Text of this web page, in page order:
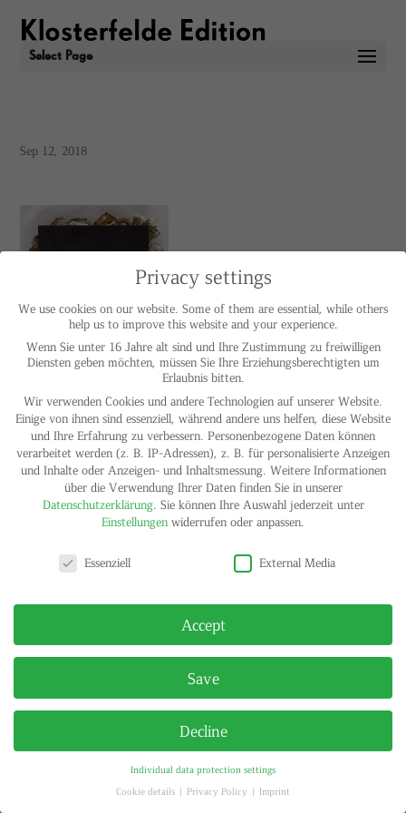
Select Page
Sep 12, 2018
IMPRINT
PRIVACY POLICY
Privacy settings
We use cookies on our website. Some of them are essential, while others
help us to improve this website and your experience.
Wenn Sie unter 16 Jahre alt sind und Ihre Zustimmung zu freiwilligen
Diensten geben möchten, müssen Sie Ihre Erziehungsberechtigten um
Erlaubnis bitten.
Wir verwenden Cookies und andere Technologien auf unserer Website.
Einige von ihnen sind essenziell, während andere uns helfen, diese Website
und Ihre Erfahrung zu verbessern. Personenbezogene Daten können
verarbeitet werden (z. B. IP-Adressen), z. B. für personalisierte Anzeigen
und Inhalte oder Anzeigen- und Inhaltsmessung. Weitere Informationen
über die Verwendung Ihrer Daten finden Sie in unserer
Datenschutzerklärung. Sie können Ihre Auswahl jederzeit unter
Einstellungen widerrufen oder anpassen.
Essenziell
External Media
Accept
Save
Decline
Individual data protection settings
Cookie details
Privacy Policy Imprint